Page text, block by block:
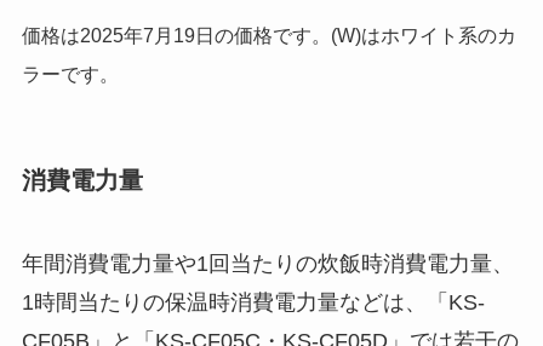
価格は2025年7月19日の価格です。(W)はホワイト系のカ
ラーです。
消費電力量
年間消費電力量や1回当たりの炊飯時消費電力量、
1時間当たりの保温時消費電力量などは、「KS-